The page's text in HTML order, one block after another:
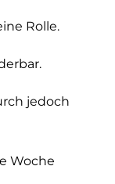
Rolle.
jedoch
Woche